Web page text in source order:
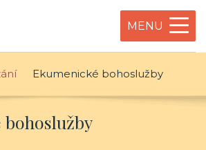
MENU
Ekumenické bohoslužby